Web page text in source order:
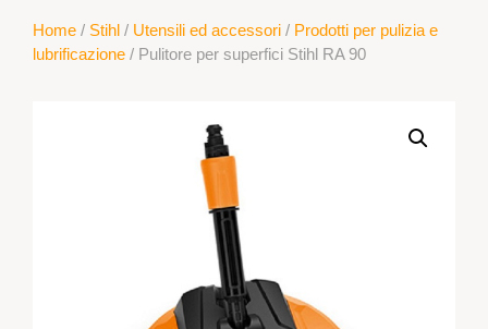
Home / Stihl / Utensili ed accessori / Prodotti per pulizia e
lubrificazione / Pulitore per superfici Stihl RA 90